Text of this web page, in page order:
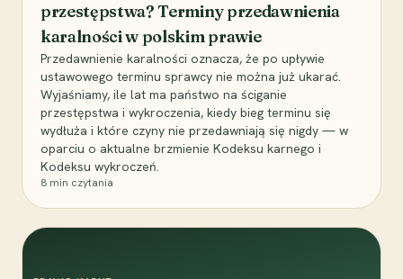
przestępstwa? Terminy przedawnienia
karalności w polskim prawie
Przedawnienie karalności oznacza, że po upływie
ustawowego terminu sprawcy nie można już ukarać.
Wyjaśniamy, ile lat ma państwo na ściganie
przestępstwa i wykroczenia, kiedy bieg terminu się
wydłuża i które czyny nie przedawniają się nigdy — w
oparciu o aktualne brzmienie Kodeksu karnego i
Kodeksu wykroczeń.
8 min czytania